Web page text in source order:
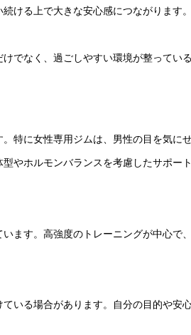
ける上で大きな安心感につながります。
でなく、過ごしやすい環境が整ってい
特に女性専用ジムは、男性の目を気に
やホルモンバランスを考慮したサポー
ます。高強度のトレーニングが中心で
いる場合があります。自分の目的や安